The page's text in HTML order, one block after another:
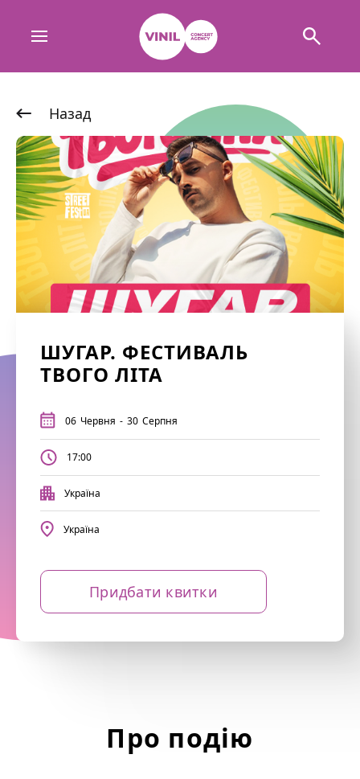
Назад
ШУГАР. ФЕСТИВАЛЬ
ТВОГО ЛІТА
06 Червня - 30 Серпня
17:00
Україна
Україна
Придбати квитки
Про подію